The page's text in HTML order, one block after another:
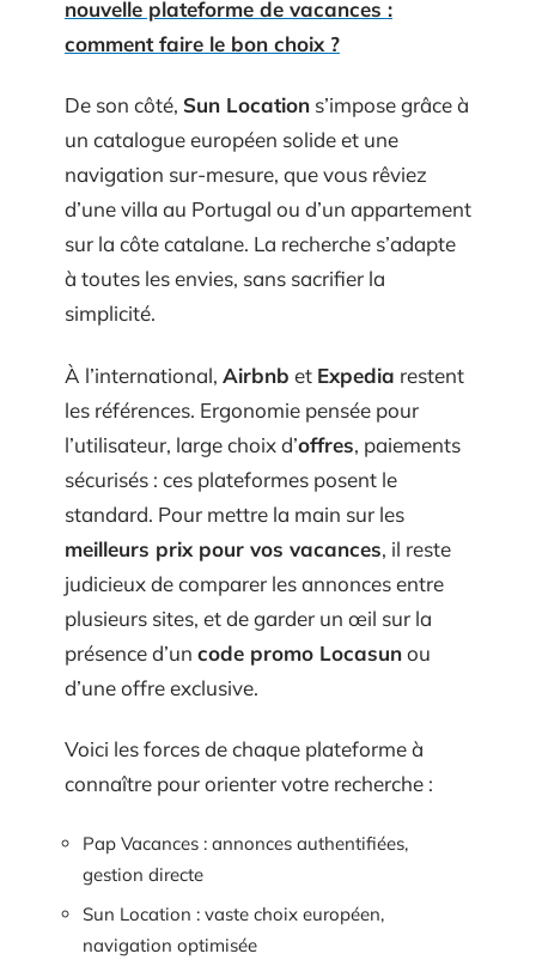
nouvelle plateforme de vacances :
comment faire le bon choix ?
De son côté, Sun Location s’impose grâce à
un catalogue européen solide et une
navigation sur-mesure, que vous rêviez
d’une villa au Portugal ou d’un appartement
sur la côte catalane. La recherche s’adapte
à toutes les envies, sans sacrifier la
simplicité.
À l’international, Airbnb et Expedia restent
les références. Ergonomie pensée pour
l’utilisateur, large choix d’offres, paiements
sécurisés : ces plateformes posent le
standard. Pour mettre la main sur les
meilleurs prix pour vos vacances, il reste
judicieux de comparer les annonces entre
plusieurs sites, et de garder un œil sur la
présence d’un code promo Locasunou
d’une offre exclusive.
Voici les forces de chaque plateforme à
connaître pour orienter votre recherche :
Pap Vacances : annonces authentifiées,
gestion directe
Sun Location : vaste choix européen,
navigation optimisée